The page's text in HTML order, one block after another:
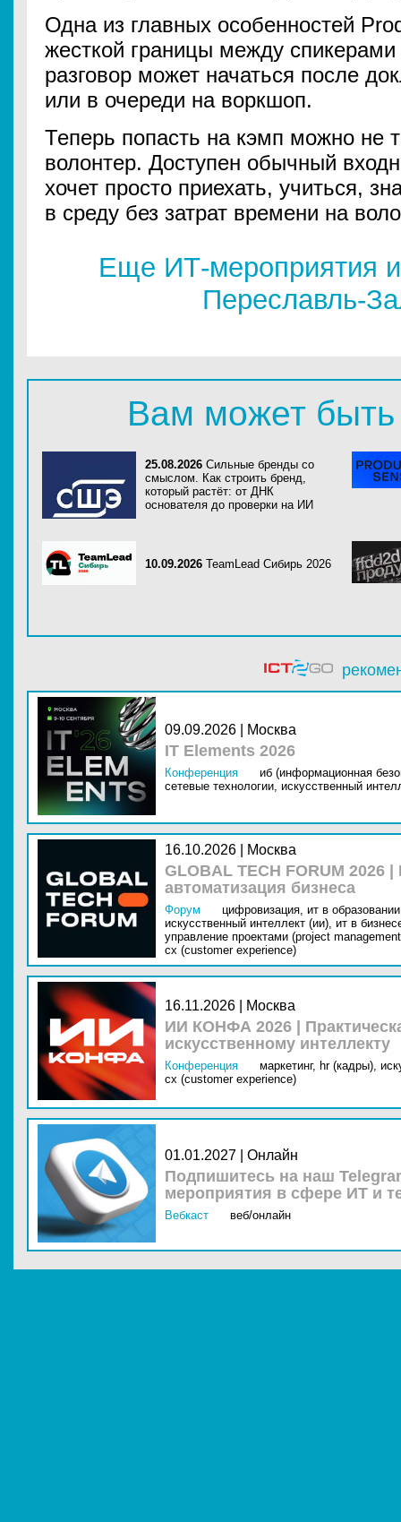
Одна из главных особенностей
жесткой границы между
разговор может начаться после
или в очереди на воркшоп.
Теперь попасть на кэмп можно не
волонтер. Доступен обычный
хочет просто приехать, учиться,
в среду без затрат времени на
Еще ИТ-мероприятия
Переславль-
Вам может быть
25.08.2026 Сильные бренды со
смыслом. Как строить бренд,
который растёт: от ДНК
основателя до проверки на ИИ
10.09.2026 TeamLead Сибирь 2026
09.09.2026 | Москва
IT Elements 2026
Конференция
иб (информационная
сетевые технологии, искусственный
16.10.2026 | Москва
GLOBAL TECH FORUM
автоматизация бизнеса
Форум цифровизация, ит в
искусственный интеллект (ии), ит в
управление проектами (project
cx (customer experience)
16.11.2026 | Москва
ИИ КОНФА 2026 |
искусственному интеллекту
Конференция маркетинг, hr (кадры),
cx (customer experience)
01.01.2027 | Онлайн
Подпишитесь на наш
мероприятия в сфере ИТ и
Вебкаст веб/онлайн